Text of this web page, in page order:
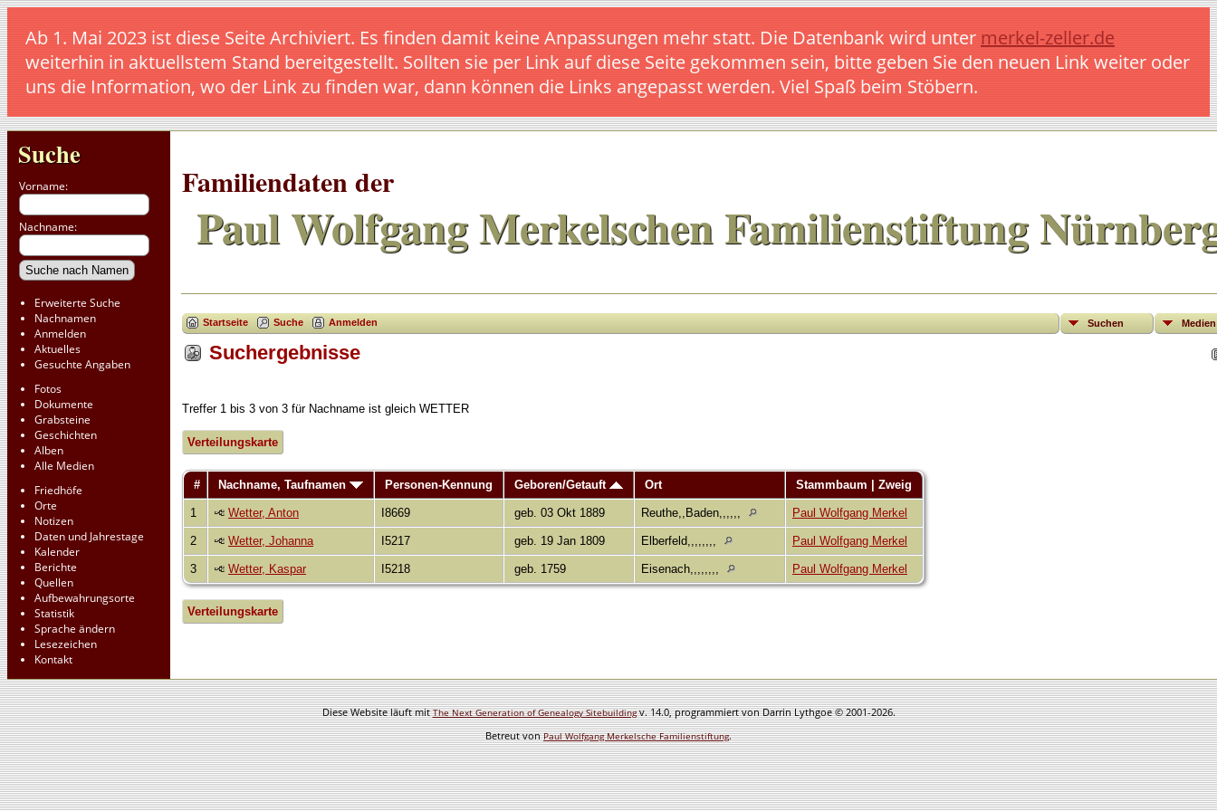
Ab 1. Mai 2023 ist diese Seite Archiviert. Es finden damit keine Anpassungen mehr statt. Die Datenbank wird unter merkel-zeller.de
weiterhin in aktuellstem Stand bereitgestellt. Sollten sie per Link auf diese Seite gekommen sein, bitte geben Sie den neuen Link weiter oder
uns die Information, wo der Link zu finden war, dann können die Links angepasst werden. Viel Spaß beim Stöbern.
Suche
Vorname:
Nachname:
Erweiterte Suche
Nachnamen
Anmelden
Aktuelles
Gesuchte Angaben
Fotos
Dokumente
Grabsteine
Geschichten
Alben
Alle Medien
Friedhöfe
Orte
Notizen
Daten und Jahrestage
Kalender
Berichte
Quellen
Aufbewahrungsorte
Statistik
Sprache ändern
Lesezeichen
Kontakt
Familiendaten der
Paul Wolfgang Merkelschen Familienstiftung
Suchen Medien
Startseite Suche Anmelden
Suchergebnisse
Treffer 1 bis 3 von 3 für Nachname ist gleich WETTER
Verteilungskarte
# Nachname, Taufnamen Personen-Kennung Geboren/Getauft Ort Stammbaum | Zweig
1 Wetter, Anton I8669 geb. 03 Okt 1889 Reuthe,,Baden,,,,,, Paul Wolfgang Merkel
2 Wetter, Johanna I5217 geb. 19 Jan 1809 Elberfeld,,,,,,,, Paul Wolfgang Merkel
3 Wetter, Kaspar I5218 geb. 1759 Eisenach,,,,,,,, Paul Wolfgang Merkel
Verteilungskarte
Diese Website läuft mitThe Next Generation of Genealogy Sitebuildingv. 14.0, programmiert von Darrin Lythgoe © 2001-2026.
Betreut vonPaul Wolfgang Merkelsche Familienstiftung.